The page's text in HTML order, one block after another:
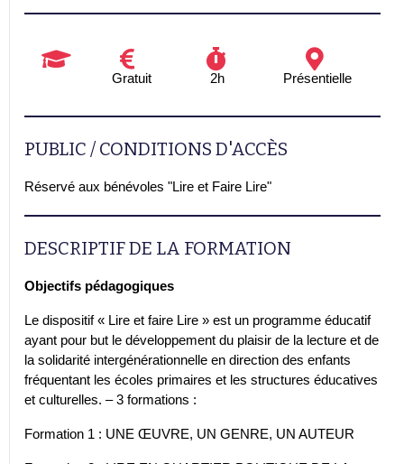
Gratuit 2h Présentielle
PUBLIC / CONDITIONS D'ACCÈS
Réservé aux bénévoles "Lire et Faire Lire"
DESCRIPTIF DE LA FORMATION
Objectifs pédagogiques
Le dispositif « Lire et faire Lire » est un programme éducatif
ayant pour but le développement du plaisir de la lecture et de
la solidarité intergénérationnelle en direction des enfants
fréquentant les écoles primaires et les structures éducatives
et culturelles. – 3 formations :
Formation 1 : UNE ŒUVRE, UN GENRE, UN AUTEUR